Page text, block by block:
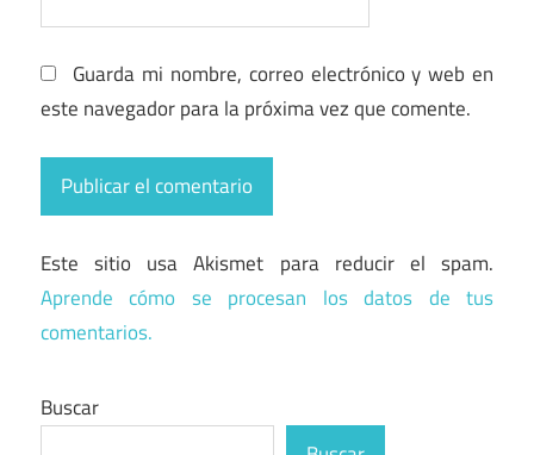
Guarda mi nombre, correo electrónico y web en
este navegador para la próxima vez que comente.
Este sitio usa Akismet para reducir el spam.
Aprende cómo se procesan los datos de tus
comentarios.
Buscar